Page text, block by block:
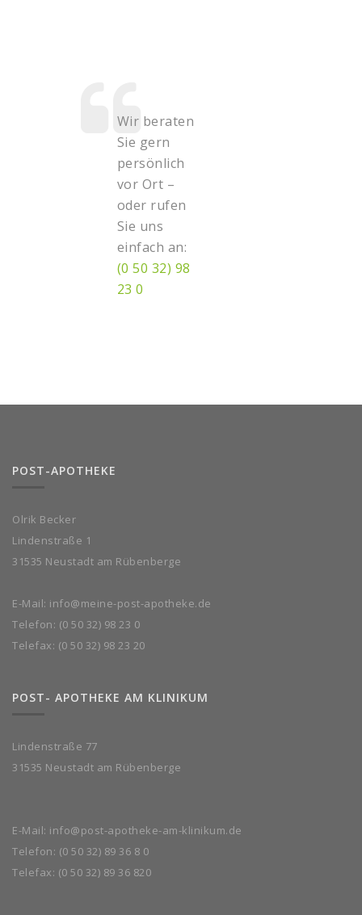
Wir beraten
Sie gern
persönlich
vor Ort –
oder rufen
Sie uns
einfach an:
(0 50 32) 98
23 0
POST-APOTHEKE
Olrik Becker
Lindenstraße 1
31535 Neustadt am Rübenberge
E-Mail: info@meine-post-apotheke.de
Telefon: (0 50 32) 98 23 0
Telefax: (0 50 32) 98 23 20
POST- APOTHEKE AM KLINIKUM
Lindenstraße 77
31535 Neustadt am Rübenberge
E-Mail: info@post-apotheke-am-klinikum.de
Telefon: (0 50 32) 89 36 8 0
Telefax: (0 50 32) 89 36 820